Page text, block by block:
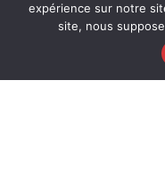
expérience sur notre
site, nous